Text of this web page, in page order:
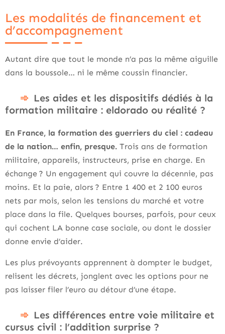
Les modalités de financement et
d’accompagnement
Autant dire que tout le monde n’a pas la même aiguille
dans la boussole… ni le même coussin financier.
Les aides et les dispositifs dédiés à la
formation militaire : eldorado ou réalité ?
En France, la formation des guerriers du ciel : cadeau
de la nation… enfin, presque. Trois ans de formation
militaire, appareils, instructeurs, prise en charge. En
échange ? Un engagement qui couvre la décennie, pas
moins. Et la paie, alors ? Entre 1 400 et 2 100 euros
nets par mois, selon les tensions du marché et votre
place dans la file. Quelques bourses, parfois, pour ceux
qui cochent LA bonne case sociale, ou dont le dossier
donne envie d’aider.
Les plus prévoyants apprennent à dompter le budget,
relisent les décrets, jonglent avec les options pour ne
pas laisser filer l’euro au détour d’une étape.
Les différences entre voie militaire et
cursus civil : l’addition surprise ?